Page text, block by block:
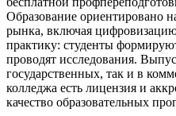
Образование ориентировано
рынка, включая
практику: студенты
проводят исследования.
государственных, так и в
колледжа есть лицензия и
качество образовательных